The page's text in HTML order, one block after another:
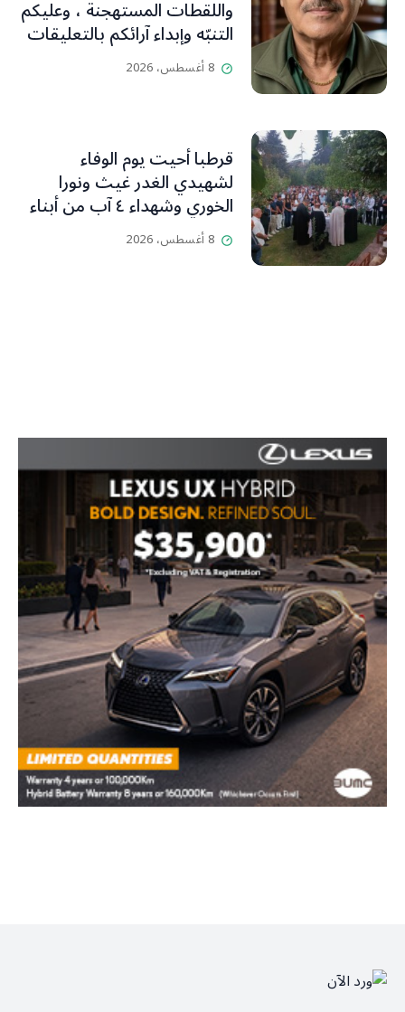
واللقطات المستهجنة ، وعليكم
التنبّه وإبداء آرائكم بالتعليقات
(جورج صبّاغ)
8 أغسطس، 2026
قرطبا أحيت يوم الوفاء
لشهيدي الغدر غيث ونورا
الخوري وشهداء ٤ آب من أبناء
البلدة.. كارين الخوري افرام: لقد
كان بيتنا، بوجود والدي، ينبض
8 أغسطس، 2026